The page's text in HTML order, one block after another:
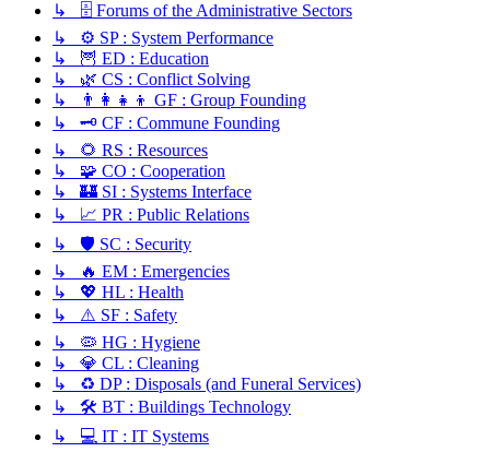
↳ 🗄️ Forums of the Administrative Sectors
↳ ⚙️ SP : System Performance
↳ 🦉 ED : Education
↳ 🌿 CS : Conflict Solving
↳ 👨‍👩‍👧‍👦 GF : Group Founding
↳ 🗝️ CF : Commune Founding
↳ 🌻 RS : Resources
↳ 🧩 CO : Cooperation
↳ 🏰 SI : Systems Interface
↳ 📈 PR : Public Relations
↳ 🛡️ SC : Security
↳ 🔥 EM : Emergencies
↳ 💖 HL : Health
↳ ⚠️ SF : Safety
↳ 🦠 HG : Hygiene
↳ 💎 CL : Cleaning
↳ ♻️ DP : Disposals (and Funeral Services)
↳ 🛠️ BT : Buildings Technology
↳ 💻 IT : IT Systems